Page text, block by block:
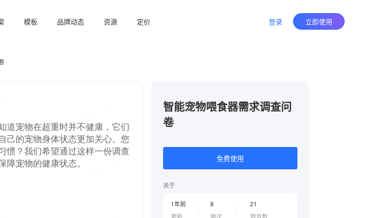
模板 品牌动态 资源 定价 登录 立即使用
智能宠物喂食器需求调查问
卷
免费使用
关于
1年前
更新
8
频次
21
题目数